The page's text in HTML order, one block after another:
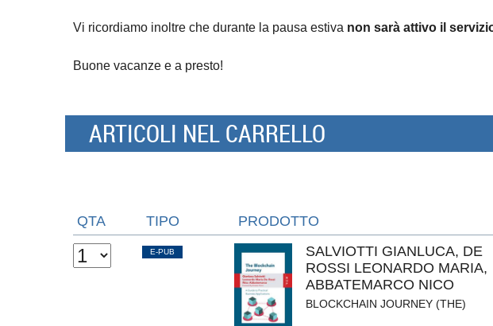
Vi ricordiamo inoltre che durante la pausa estiva non sarà attivo il
Buone vacanze e a presto!
ARTICOLI NEL CARRELLO
QTA TIPO PRODOTTO
E-PUB
SALVIOTTI GIANLUCA, DE
ROSSI LEONARDO MARIA,
ABBATEMARCO NICO
BLOCKCHAIN JOURNEY (THE)